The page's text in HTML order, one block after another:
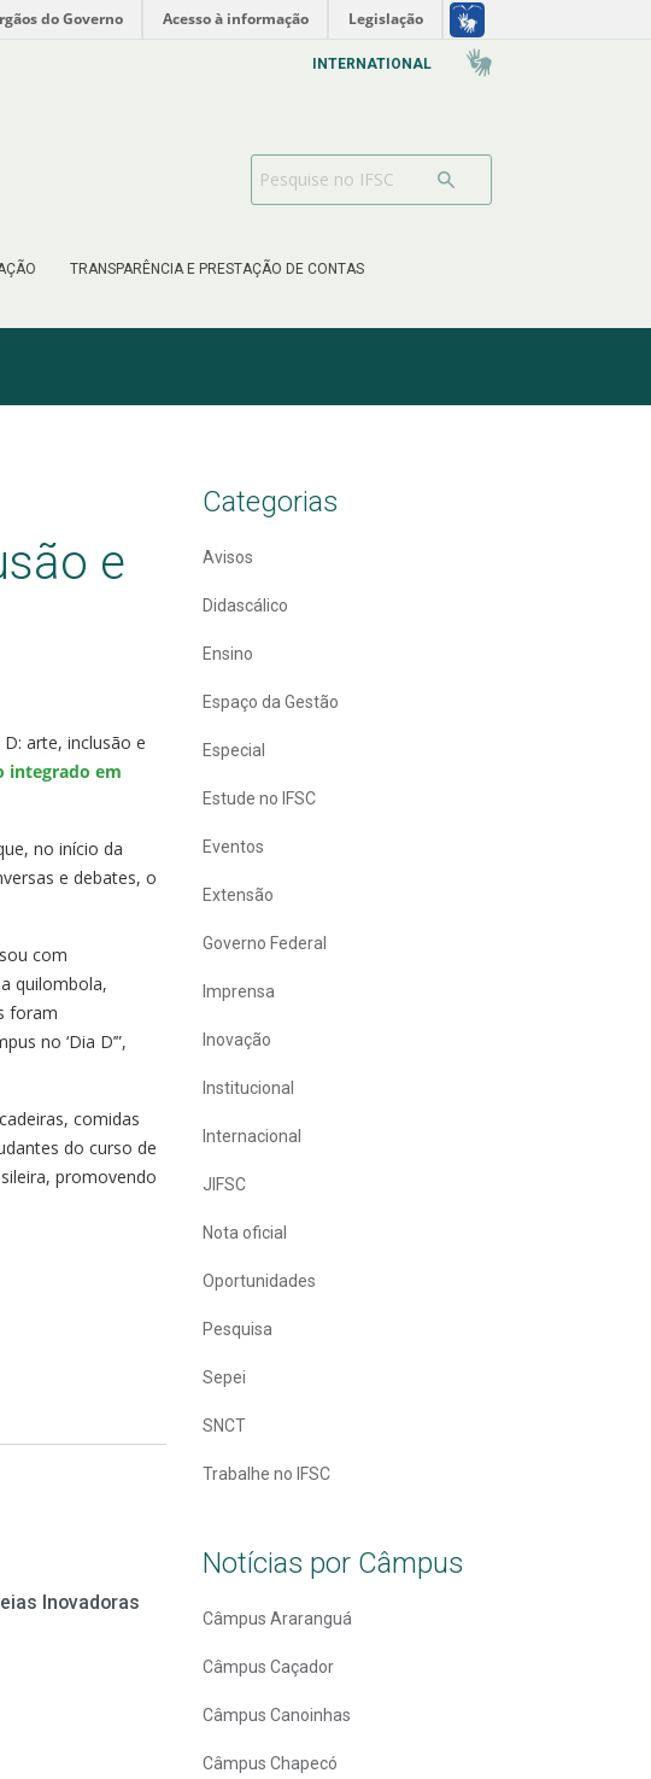
do Governo Acesso à informação Legislação
TRANSPARÊNCIA E PRESTAÇÃO DE CONTAS
INTERNATIONAL
e
arte, inclusão e
integrado em
no início da
e debates, o
com
quilombola,
foram
no ‘Dia D’”,
comidas
do curso de
promovendo
Inovadoras
Categorias
Avisos
Didascálico
Ensino
Espaço da Gestão
Especial
Estude no IFSC
Eventos
Extensão
Governo Federal
Imprensa
Inovação
Institucional
Internacional
JIFSC
Nota oficial
Oportunidades
Pesquisa
Sepei
SNCT
Trabalhe no IFSC
Notícias por Câmpus
Câmpus Araranguá
Câmpus Caçador
Câmpus Canoinhas
Câmpus Chapecó